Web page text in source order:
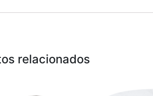
relacionados